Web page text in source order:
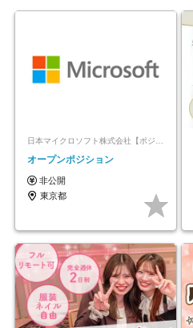
オープンポジション
非公開
東京都